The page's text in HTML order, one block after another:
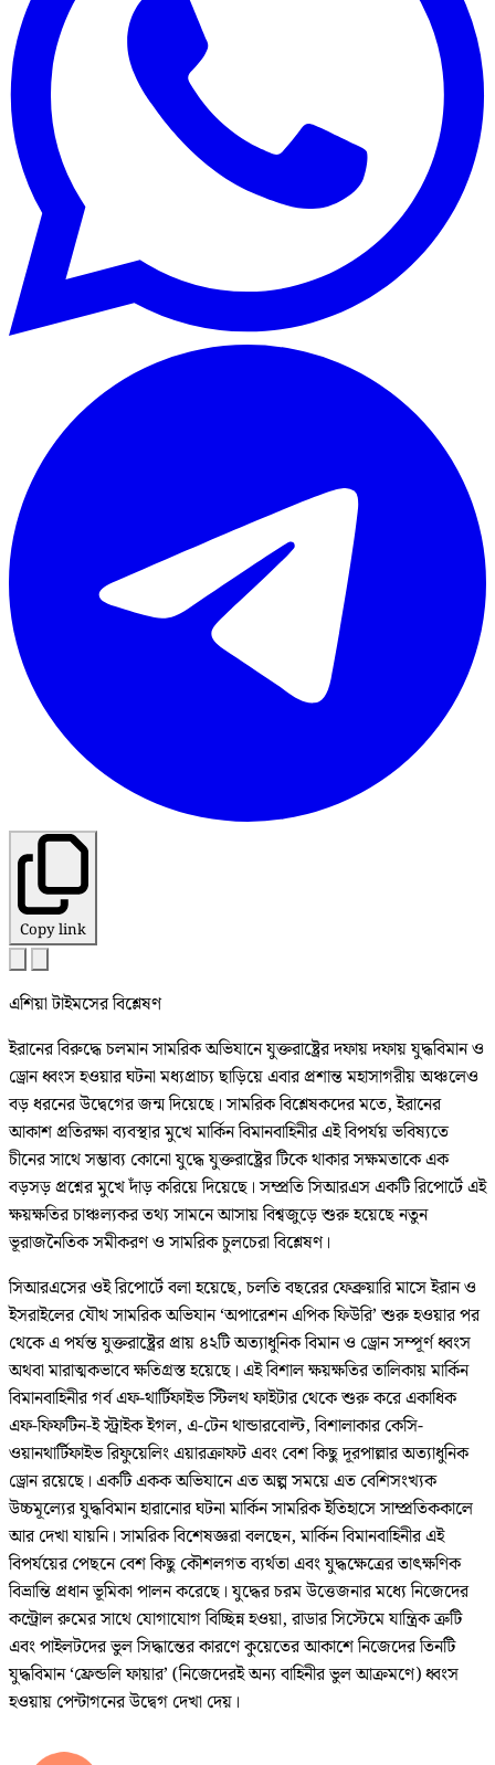
Copy link
এশিয়া টাইমসের বিশ্লেষণ
ইরানের বিরুদ্ধে চলমান সামরিক অভিযানে যুক্তরাষ্ট্রের দফায় দফায় যুদ্ধবিমান ও
ড্রোন ধ্বংস হওয়ার ঘটনা মধ্যপ্রাচ্য ছাড়িয়ে এবার প্রশান্ত মহাসাগরীয় অঞ্চলেও
বড় ধরনের উদ্বেগের জন্ম দিয়েছে। সামরিক বিশ্লেষকদের মতে, ইরানের
আকাশ প্রতিরক্ষা ব্যবস্থার মুখে মার্কিন বিমানবাহিনীর এই বিপর্যয় ভবিষ্যতে
চীনের সাথে সম্ভাব্য কোনো যুদ্ধে যুক্তরাষ্ট্রের টিকে থাকার সক্ষমতাকে এক
বড়সড় প্রশ্নের মুখে দাঁড় করিয়ে দিয়েছে। সম্প্রতি সিআরএস একটি রিপোর্টে এই
ক্ষয়ক্ষতির চাঞ্চল্যকর তথ্য সামনে আসায় বিশ্বজুড়ে শুরু হয়েছে নতুন
ভূরাজনৈতিক সমীকরণ ও সামরিক চুলচেরা বিশ্লেষণ।
সিআরএসের ওই রিপোর্টে বলা হয়েছে, চলতি বছরের ফেব্রুয়ারি মাসে ইরান ও
ইসরাইলের যৌথ সামরিক অভিযান ‘অপারেশন এপিক ফিউরি’ শুরু হওয়ার পর
থেকে এ পর্যন্ত যুক্তরাষ্ট্রের প্রায় ৪২টি অত্যাধুনিক বিমান ও ড্রোন সম্পূর্ণ ধ্বংস
অথবা মারাত্মকভাবে ক্ষতিগ্রস্ত হয়েছে। এই বিশাল ক্ষয়ক্ষতির তালিকায় মার্কিন
বিমানবাহিনীর গর্ব এফ-থার্টিফাইভ স্টিলথ ফাইটার থেকে শুরু করে একাধিক
এফ-ফিফটিন-ই স্ট্রাইক ইগল, এ-টেন থান্ডারবোল্ট, বিশালাকার কেসি-
ওয়ানথার্টিফাইভ রিফুয়েলিং এয়ারক্রাফট এবং বেশ কিছু দূরপাল্লার অত্যাধুনিক
ড্রোন রয়েছে। একটি একক অভিযানে এত অল্প সময়ে এত বেশিসংখ্যক
উচ্চমূল্যের যুদ্ধবিমান হারানোর ঘটনা মার্কিন সামরিক ইতিহাসে সাম্প্রতিককালে
আর দেখা যায়নি। সামরিক বিশেষজ্ঞরা বলছেন, মার্কিন বিমানবাহিনীর এই
বিপর্যয়ের পেছনে বেশ কিছু কৌশলগত ব্যর্থতা এবং যুদ্ধক্ষেত্রের তাৎক্ষণিক
বিভ্রান্তি প্রধান ভূমিকা পালন করেছে। যুদ্ধের চরম উত্তেজনার মধ্যে নিজেদের
কন্ট্রোল রুমের সাথে যোগাযোগ বিচ্ছিন্ন হওয়া, রাডার সিস্টেমে যান্ত্রিক ত্রুটি
এবং পাইলটদের ভুল সিদ্ধান্তের কারণে কুয়েতের আকাশে নিজেদের তিনটি
যুদ্ধবিমান ‘ফ্রেন্ডলি ফায়ার’ (নিজেদেরই অন্য বাহিনীর ভুল আক্রমণে) ধ্বংস
হওয়ায় পেন্টাগনের উদ্বেগ দেখা দেয়।